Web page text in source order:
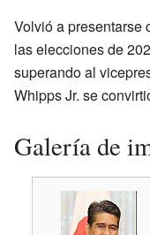
Volvió a presentarse
las elecciones de
superando al
Whipps Jr. se
Galería de